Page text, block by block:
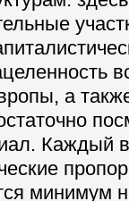
а
Каждый
минимум